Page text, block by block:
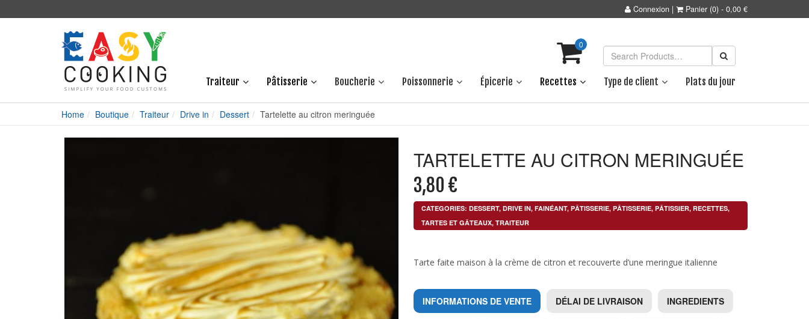
Connexion | Panier (0) - 0,00 €
0
Traiteur Pâtisserie Boucherie Poissonnerie Épicerie Recettes Type de client Plats du jour
Home Boutique Traiteur Drive in Dessert Tartelette au citron meringuée
TARTELETTE AU CITRON MERINGUÉE
3,80 €
CATEGORIES: DESSERT, DRIVE IN, FAINÉANT, PÂTISSERIE, PÂTISSERIE, PÂTISSIER, RECETTES,
TARTES ET GÂTEAUX, TRAITEUR
Tarte faite maison à la crème de citron et recouverte d’une meringue italienne
INFORMATIONS DE VENTE DÉLAI DE LIVRAISON INGREDIENTS